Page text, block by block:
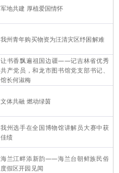
军地共建 厚植爱国情怀
我州青年购买物资为汪清灾区纾困解难
让书香飘遍祖国边疆——记吉林省优秀
共产党员，和龙市图书馆党支部书记、
馆长何淑梅
文体共融 燃动绿茵
我州选手在全国博物馆讲解员大赛中获
佳绩
海兰江畔添新韵——海兰台朝鲜族民俗
度假区开园见闻